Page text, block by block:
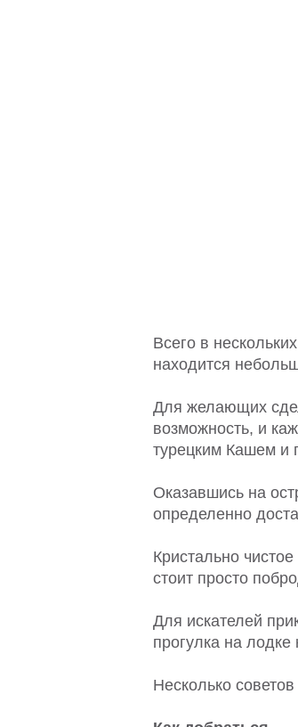
Всего в
находится
Для желающих
возможность, и
турецким Кашем и
Оказавшись на
определенно
Кристально
стоит просто
Для искателей
прогулка на
Несколько